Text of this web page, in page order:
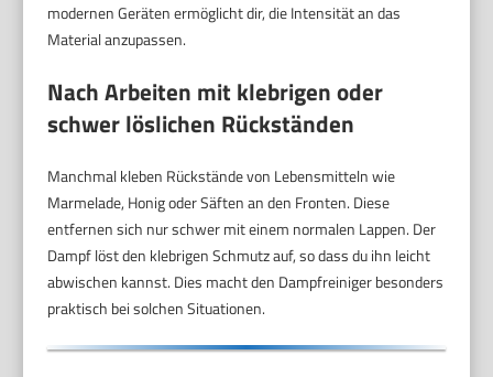
modernen Geräten ermöglicht dir, die Intensität an das
Material anzupassen.
Nach Arbeiten mit klebrigen oder
schwer löslichen Rückständen
Manchmal kleben Rückstände von Lebensmitteln wie
Marmelade, Honig oder Säften an den Fronten. Diese
entfernen sich nur schwer mit einem normalen Lappen. Der
Dampf löst den klebrigen Schmutz auf, so dass du ihn leicht
abwischen kannst. Dies macht den Dampfreiniger besonders
praktisch bei solchen Situationen.